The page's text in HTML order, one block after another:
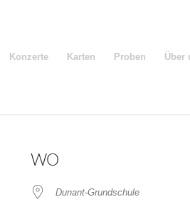
Konzerte Karten Proben Über
WO
Dunant-Grundschule